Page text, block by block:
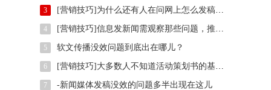
3 [营销技巧]为什么还有人在问网上怎么发稿？用智慧软文
4 [营销技巧]信息发新闻需观察那些问题，推广方法有那些？
5 软文传播没效问题到底出在哪儿？
6 [营销技巧]大多数人不知道活动策划书的基本样式是什么,我们一起了解下
7 -新闻媒体发稿没效的问题多半出现在这儿